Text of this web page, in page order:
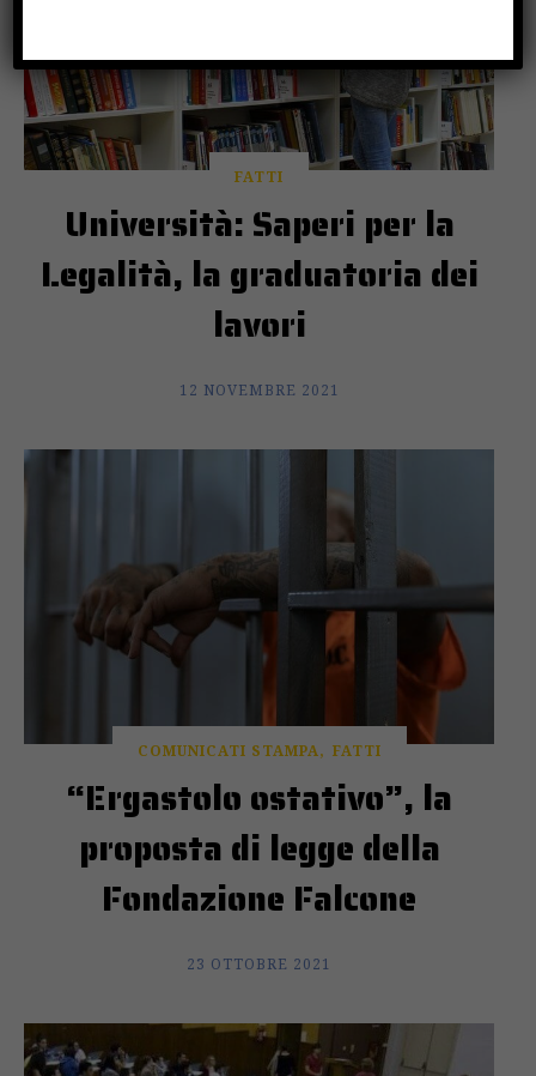
FATTI
Università: Saperi per la
Legalità, la graduatoria dei
lavori
12 NOVEMBRE 2021
COMUNICATI STAMPA FATTI
“Ergastolo ostativo”, la
proposta di legge della
Fondazione Falcone
23 OTTOBRE 2021